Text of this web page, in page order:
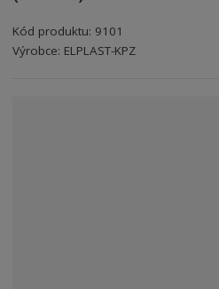
r
a
Kód produktu: 9101
Kód výrobce: 8595208707391
Kód dodavatele:8595208707391
Výrobce: ELPLAST-KPZ